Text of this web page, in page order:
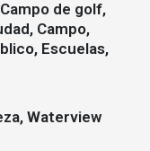
Campo,
Escuelas,
Waterview